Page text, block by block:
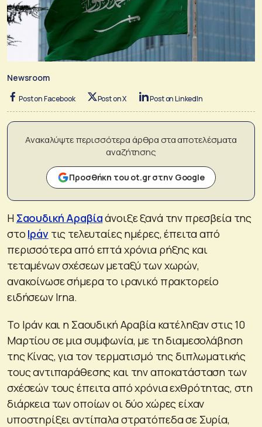
Newsroom
Post on Facebook Post on X Post on LinkedIn
Ανακαλύψτε περισσότερα άρθρα στα αποτελέσματα
αναζήτησης
Προσθήκη του ot.gr στην Google
Η Σαουδική Αραβίαάνοιξε ξανά την πρεσβεία της
στο Ιράντις τελευταίες ημέρες, έπειτα από
περισσότερα από επτά χρόνια ρήξης και
τεταμένων σχέσεων μεταξύ των χωρών,
ανακοίνωσε σήμερα το ιρανικό πρακτορείο
ειδήσεων Irna.
Το Ιράν και η Σαουδική Αραβία κατέληξαν στις 10
Μαρτίου σε μια συμφωνία, με τη διαμεσολάβηση
της Κίνας, για τον τερματισμό της διπλωματικής
τους αντιπαράθεσης και την αποκατάσταση των
σχέσεών τους έπειτα από χρόνια εχθρότητας, στη
διάρκεια των οποίων οι δύο χώρες είχαν
υποστηρίξει αντίπαλα στρατόπεδα σε Συρία,